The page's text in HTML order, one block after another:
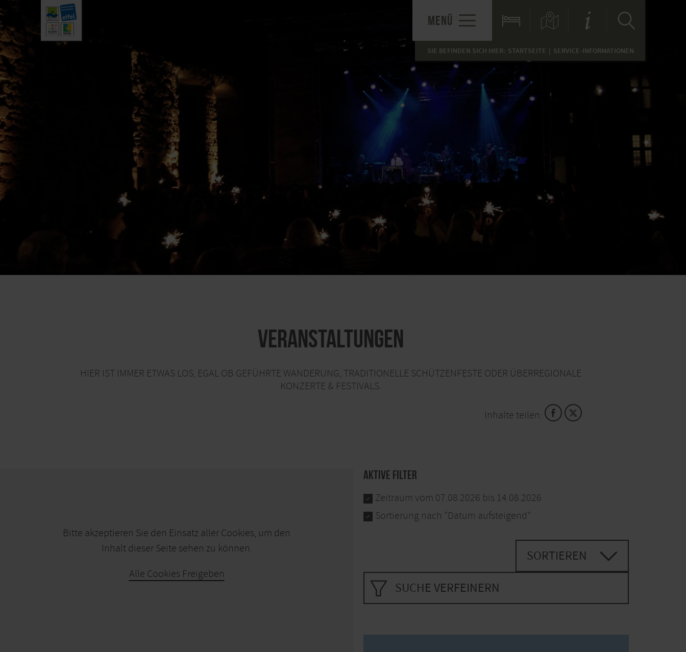
MENÜ
SIE BEFINDEN SICH HIER: STARTSEITE SERVICE-INFORMATIONEN
Veranstaltungen
HIER IST IMMER ETWAS LOS, EGAL OB GEFÜHRTE WANDERUNG, TRADITIONELLE SCHÜTZENFESTE ODER ÜBERREGIONALE
KONZERTE & FESTIVALS.
Inhalte teilen:
Bitte akzeptieren Sie den Einsatz aller Cookies, um den
Inhalt dieser Seite sehen zu können.
Alle Cookies Freigeben
Aktive Filter
Zeitraum vom 07.08.2026 bis 14.08.2026
Sortierung nach "Datum aufsteigend"
SORTIEREN
SUCHE VERFEINERN